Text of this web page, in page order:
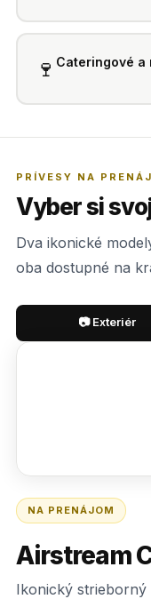
🍷 Cateringové a
PRÍVESY NA
Vyber si
Dva ikonické
oba dostupné na
📷 Exteriér
NA PRENÁJOM
Airstream
Ikonický strieborný